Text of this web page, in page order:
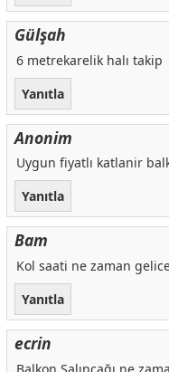
Gülşah
6 metrekarelik halı takip
Yanıtla
Anonim
Uygun fiyatlı katlanir
Yanıtla
Bam
Kol saati ne zaman
Yanıtla
ecrin